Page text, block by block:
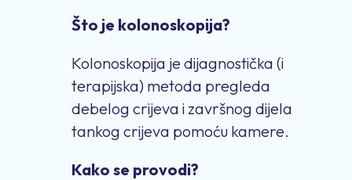
Što je kolonoskopija?
Kolonoskopija je dijagnostička (i
terapijska) metoda pregleda
debelog crijeva i završnog dijela
tankog crijeva pomoću kamere.
Kako se provodi?